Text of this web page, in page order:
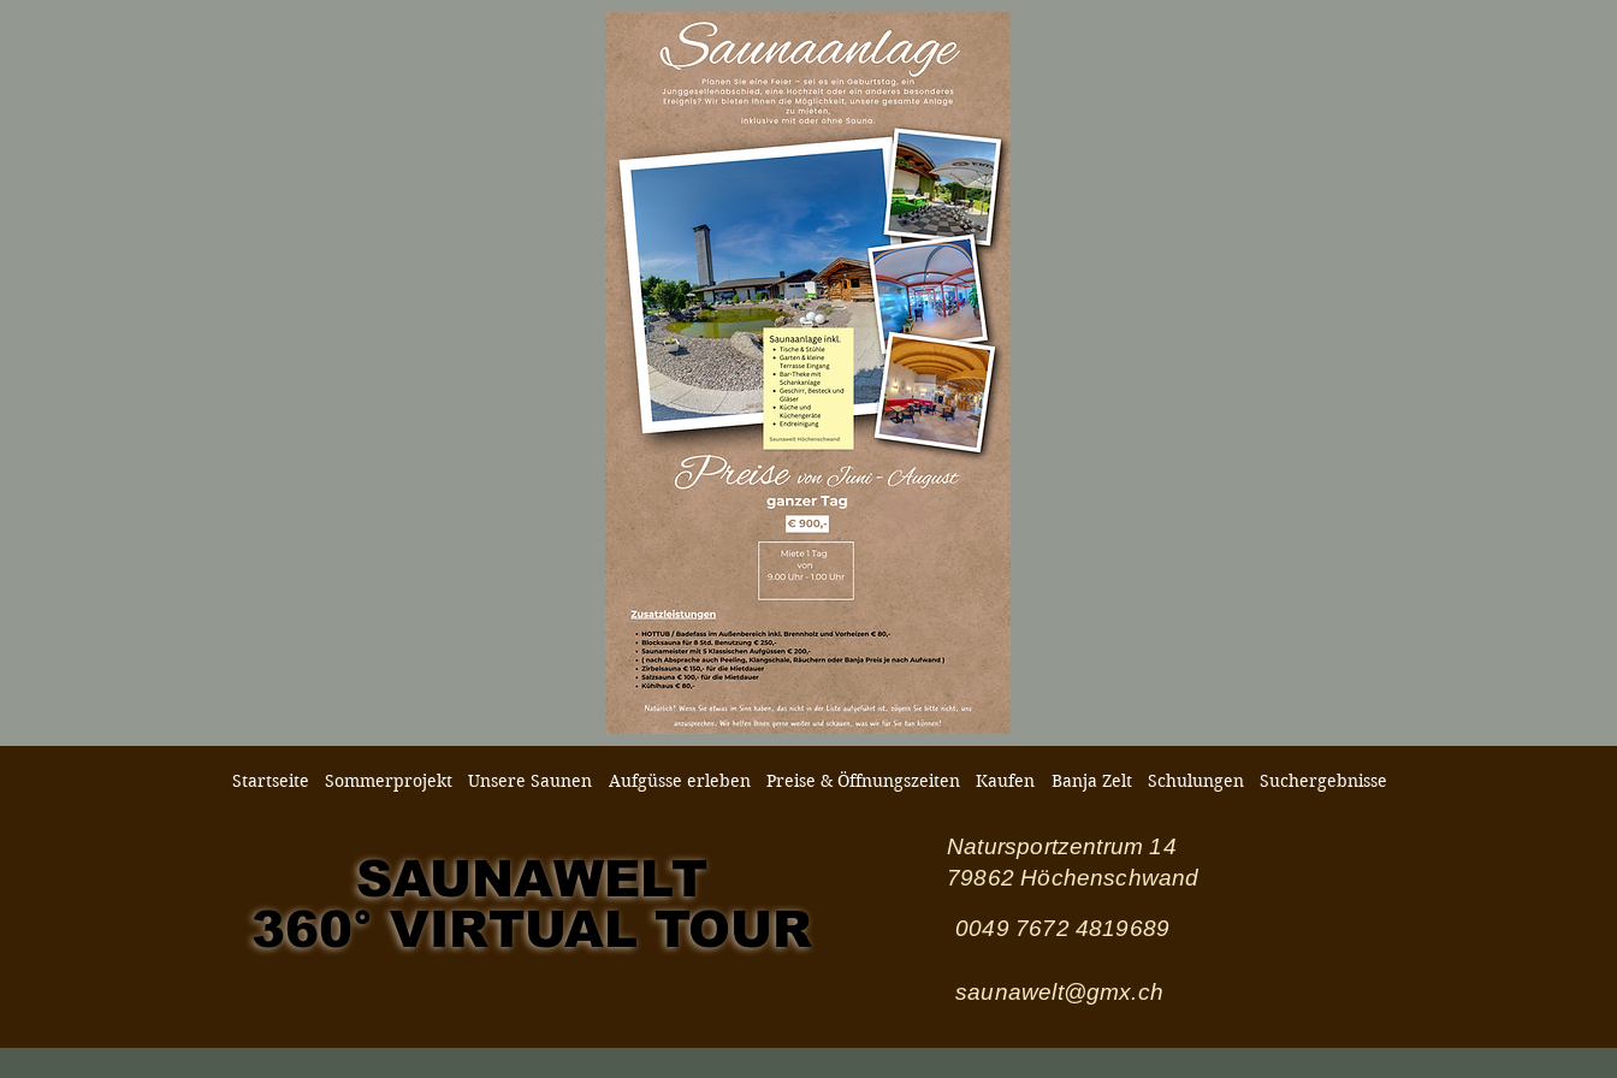
Startseite Sommerprojekt Unsere Saunen Aufgüsse erleben Preise & Öffnungszeiten Kaufen Banja Zelt Schulungen Suchergebnisse
SAUNAWELT
360° VIRTUAL TOUR
SAUNAWELT
360° VIRTUAL TOUR
Natursportzentrum 14
79862 Höchenschwand
0049 7672 4819689
saunawelt@gmx.ch